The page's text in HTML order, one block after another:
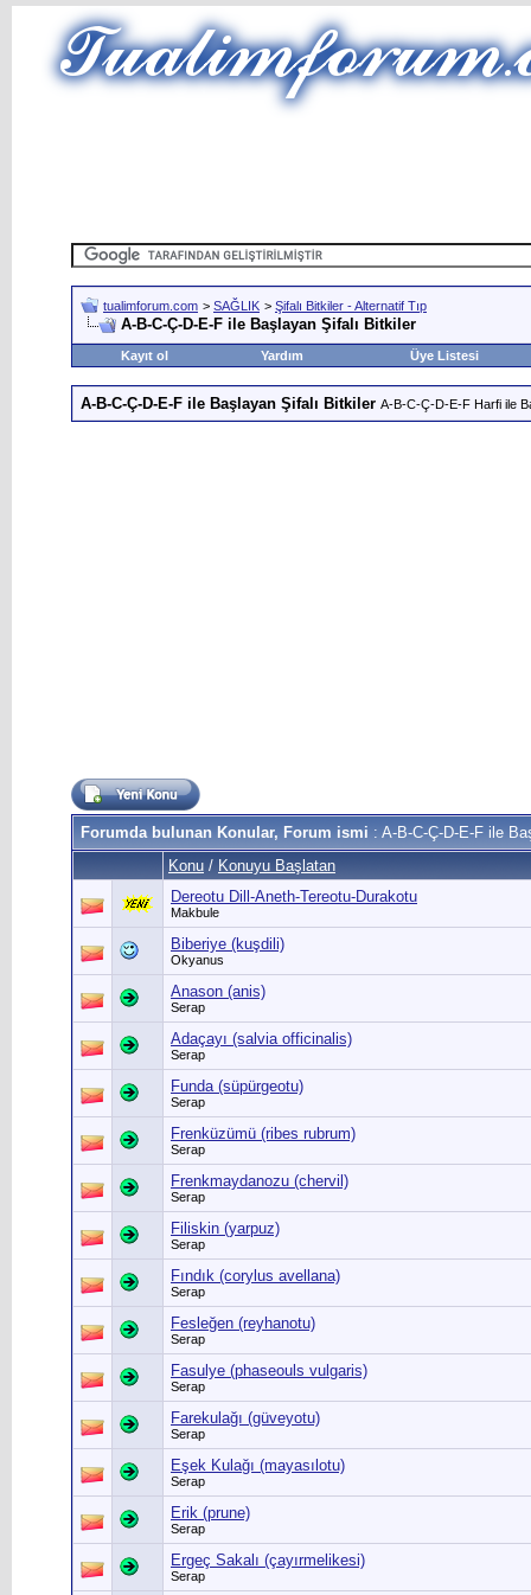
tualimforum.com > SAĞLIK > Şifalı Bitkiler - Alternatif Tıp
A-B-C-Ç-D-E-F ile Başlayan Şifalı Bitkiler
Kayıt ol Yardım Üye Listesi
A-B-C-Ç-D-E-F ile Başlayan Şifalı Bitkiler A-B-C-Ç-D-E-F Harfi ile
Forumda bulunan Konular, Forum ismi : A-B-C-Ç-D-E-F ile
Konu / Konuyu Başlatan
Dereotu Dill-Aneth-Tereotu-Durakotu
Makbule
Biberiye (kuşdili)
Okyanus
Anason (anis)
Serap
Adaçayı (salvia officinalis)
Serap
Funda (süpürgeotu)
Serap
Frenküzümü (ribes rubrum)
Serap
Frenkmaydanozu (chervil)
Serap
Filiskin (yarpuz)
Serap
Fındık (corylus avellana)
Serap
Fesleğen (reyhanotu)
Serap
Fasulye (phaseouls vulgaris)
Serap
Farekulağı (güveyotu)
Serap
Eşek Kulağı (mayasılotu)
Serap
Erik (prune)
Serap
Ergeç Sakalı (çayırmelikesi)
Serap